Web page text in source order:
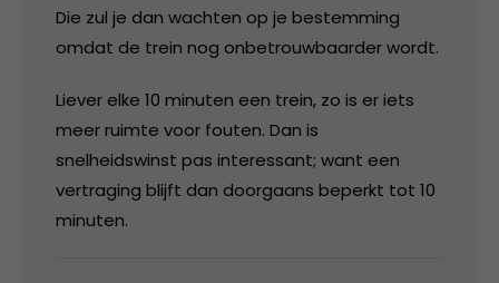
Die zul je dan wachten op je bestemming
omdat de trein nog onbetrouwbaarder wordt.
Liever elke 10 minuten een trein, zo is er iets
meer ruimte voor fouten. Dan is
snelheidswinst pas interessant; want een
vertraging blijft dan doorgaans beperkt tot 10
minuten.